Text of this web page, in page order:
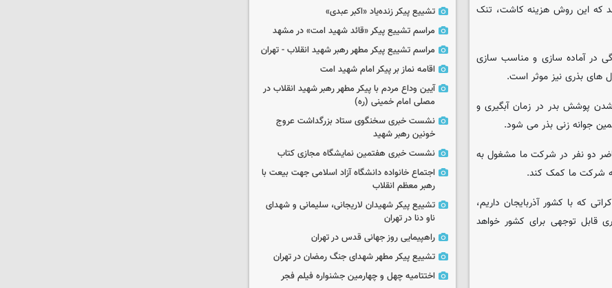
که این روش هزینه کاشت، تنک
در آماده سازی و مناسب سازی
های بذری نیز موثر است.
پوشش بدر در زمان آبگیری و
جوانه زنی بذر می شود.
دو نفر در شرکت ما مشغول به
شرکت ما کمک کند.
که با کشور آذربایجان داریم،
قابل توجهی برای کشور خواهد
تشییع پیکر زنده‌یاد «اکبر عبدی»
مراسم تشییع پیکر «قائد شهید امت» در مشهد
مراسم تشییع پیکر مطهر رهبر شهید انقلاب - تهران
اقامه نماز بر پیکر امام شهید امت
آیین وداع مردم با پیکر مطهر رهبر شهید انقلاب در
مصلی امام خمینی (ره)
نشست خبری سخنگوی ستاد بزرگداشت عروج
خونین رهبر شهید
نشست خبری هفتمین نمایشگاه مجازی کتاب
اجتماع خانواده دانشگاه آزاد اسلامی جهت بیعت با
رهبر معظم انقلاب
تشییع پیکر شهیدان لاریجانی، سلیمانی و شهدای
ناو دنا در تهران
راهپیمایی روز جهانی قدس در تهران
تشییع پیکر مطهر شهدای جنگ رمضان در تهران
اختتامیه چهل و چهارمین جشنواره فیلم فجر